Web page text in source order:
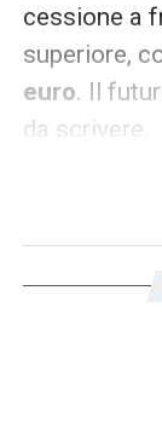
cessione a
superiore,
euro. Il
da scrivere.